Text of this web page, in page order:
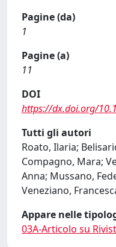
Pagine (da)
1
Pagine (a)
11
DOI
https://dx.doi.org/
Tutti gli autori
Roato, Ilaria;
Compagno, Mara;
Anna; Mussano,
Veneziano,
Appare nelle
03A-Articolo su